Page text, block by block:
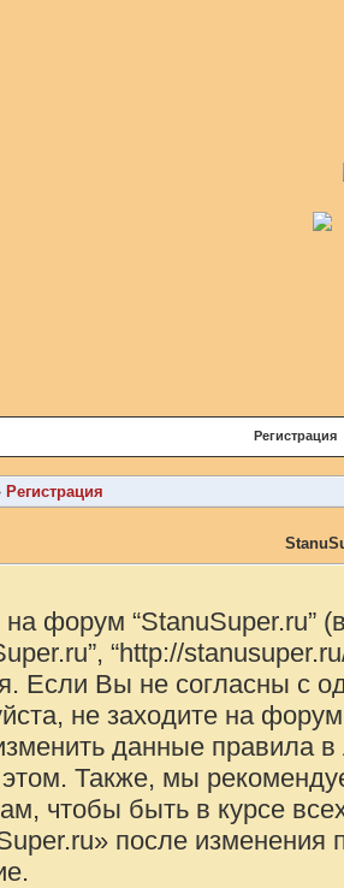
Регистрация
Регистрация
на форум
“http://
Если Вы не согласны с
не заходите на
данные правила
Также, мы
чтобы быть в курсе
после